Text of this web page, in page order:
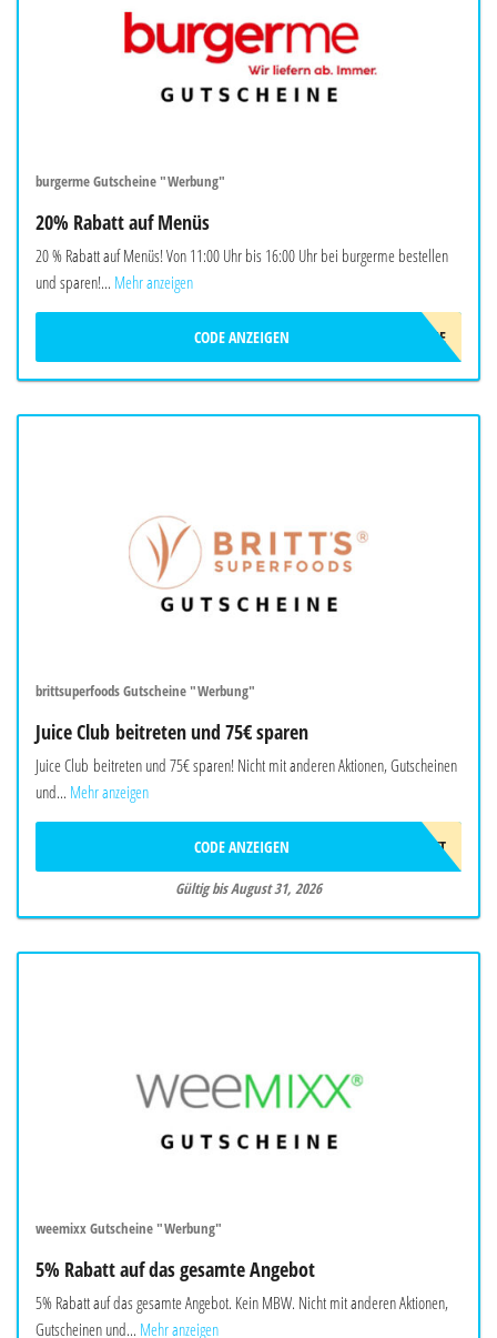
burgerme Gutscheine "Werbung"
20% Rabatt auf Menüs
20 % Rabatt auf Menüs! Von 11:00 Uhr bis 16:00 Uhr bei burgerme bestellen
und sparen!... Mehr anzeigen
LUNCHME
CODE ANZEIGEN
brittsuperfoods Gutscheine "Werbung"
Juice Club beitreten und 75€ sparen
Juice Club beitreten und 75€ sparen! Nicht mit anderen Aktionen, Gutscheinen
und... Mehr anzeigen
75€RABATT
CODE ANZEIGEN
Gültig bis August 31, 2026
weemixx Gutscheine "Werbung"
5% Rabatt auf das gesamte Angebot
5% Rabatt auf das gesamte Angebot. Kein MBW. Nicht mit anderen Aktionen,
Gutscheinen und... Mehr anzeigen